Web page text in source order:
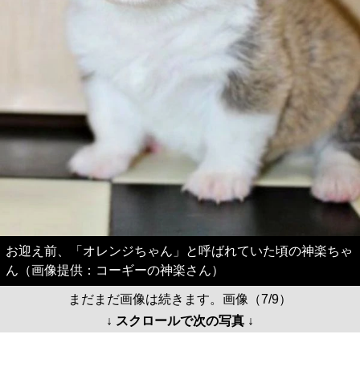
お迎え前、「オレンジちゃん」と呼ばれていた頃の神楽ちゃ
ん（画像提供：コーギーの神楽さん）
まだまだ画像は続きます。画像（7/9）
↓ スクロールで次の写真 ↓